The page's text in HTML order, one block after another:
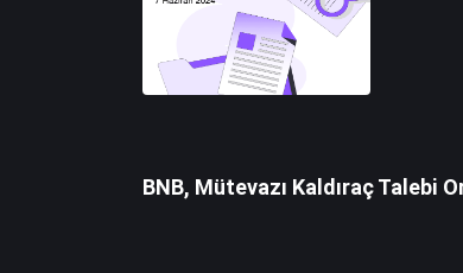
BNB, Mütevazı Kaldıraç Talebi